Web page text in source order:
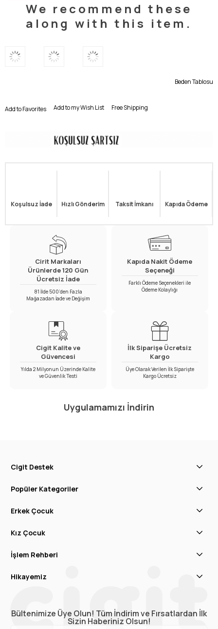
We recommend these
along with this item.
Beden Tablosu
Add to Favorites Add to my Wish List Free Shipping
Koşulsuz İade Hızlı Gönderim Taksit İmkanı Kapıda Ödeme
Cirit Markaları
Ürünlerde 120 Gün
Ücretsiz İade
81 İlde 500’den Fazla
Mağazadan İade ve Değişim
Kapıda Nakit Ödeme
Seçeneği
Farklı Ödeme Seçenekleri ile
Ödeme Kolaylığı
Cigit Kalite ve
Güvencesi
Yılda 2 Milyonun Üzerinde Kalite
ve Güvenlik Testi
İlk Siparişe Ücretsiz
Kargo
Üye Olarak Verilen İlk Siparişte
Kargo Ücretsiz
Uygulamamızı İndirin
Cigit Destek
Popüler Kategoriler
Erkek Çocuk
Kız Çocuk
İşlem Rehberi
Hikayemiz
Bültenimize Üye Olun! Tüm İndirim ve Fırsatlardan İlk
Sizin Haberiniz Olsun!